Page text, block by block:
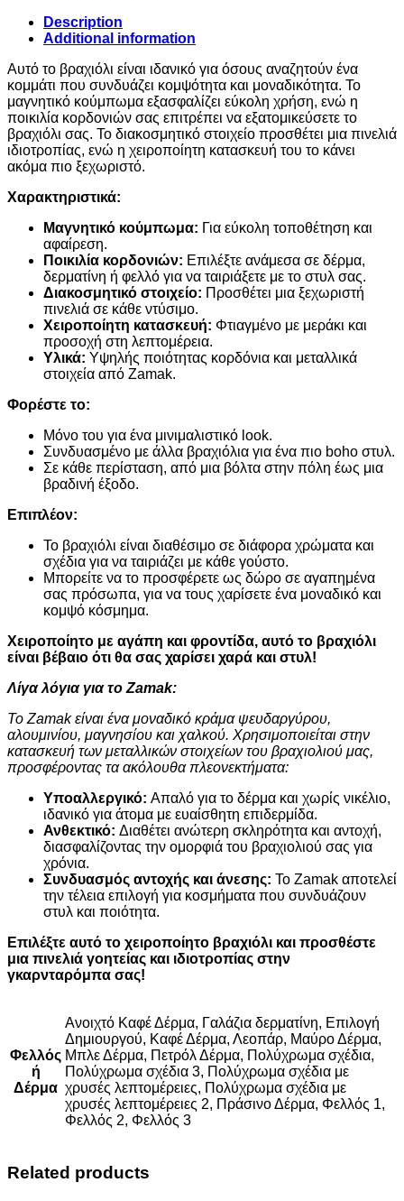
Description
Additional information
Αυτό το βραχιόλι είναι ιδανικό για όσους αναζητούν ένα
κομμάτι που συνδυάζει κομψότητα και μοναδικότητα. Το
μαγνητικό κούμπωμα εξασφαλίζει εύκολη χρήση, ενώ η
ποικιλία κορδονιών σας επιτρέπει να εξατομικεύσετε το
βραχιόλι σας. Το διακοσμητικό στοιχείο προσθέτει μια πινελιά
ιδιοτροπίας, ενώ η χειροποίητη κατασκευή του το κάνει
ακόμα πιο ξεχωριστό.
Χαρακτηριστικά:
Μαγνητικό κούμπωμα: Για εύκολη τοποθέτηση και
αφαίρεση.
Ποικιλία κορδονιών: Επιλέξτε ανάμεσα σε δέρμα,
δερματίνη ή φελλό για να ταιριάξετε με το στυλ σας.
Διακοσμητικό στοιχείο: Προσθέτει μια ξεχωριστή
πινελιά σε κάθε ντύσιμο.
Χειροποίητη κατασκευή: Φτιαγμένο με μεράκι και
προσοχή στη λεπτομέρεια.
Υλικά: Υψηλής ποιότητας κορδόνια και μεταλλικά
στοιχεία από Zamak.
Φορέστε το:
Μόνο του για ένα μινιμαλιστικό look.
Συνδυασμένο με άλλα βραχιόλια για ένα πιο boho στυλ.
Σε κάθε περίσταση, από μια βόλτα στην πόλη έως μια
βραδινή έξοδο.
Επιπλέον:
Το βραχιόλι είναι διαθέσιμο σε διάφορα χρώματα και
σχέδια για να ταιριάζει με κάθε γούστο.
Μπορείτε να το προσφέρετε ως δώρο σε αγαπημένα
σας πρόσωπα, για να τους χαρίσετε ένα μοναδικό και
κομψό κόσμημα.
Χειροποίητο με αγάπη και φροντίδα, αυτό το βραχιόλι
είναι βέβαιο ότι θα σας χαρίσει χαρά και στυλ!
Λίγα λόγια για το Zamak:
Το Zamak είναι ένα μοναδικό κράμα ψευδαργύρου,
αλουμινίου, μαγνησίου και χαλκού. Χρησιμοποιείται στην
κατασκευή των μεταλλικών στοιχείων του βραχιολιού μας,
προσφέροντας τα ακόλουθα πλεονεκτήματα:
Υποαλλεργικό: Απαλό για το δέρμα και χωρίς νικέλιο,
ιδανικό για άτομα με ευαίσθητη επιδερμίδα.
Ανθεκτικό: Διαθέτει ανώτερη σκληρότητα και αντοχή,
διασφαλίζοντας την ομορφιά του βραχιολιού σας για
χρόνια.
Συνδυασμός αντοχής και άνεσης: Το Zamak αποτελεί
την τέλεια επιλογή για κοσμήματα που συνδυάζουν
στυλ και ποιότητα.
Επιλέξτε αυτό το χειροποίητο βραχιόλι και προσθέστε
μια πινελιά γοητείας και ιδιοτροπίας στην
γκαρνταρόμπα σας!
Φελλός
ή
Δέρμα
Ανοιχτό Καφέ Δέρμα, Γαλάζια δερματίνη, Επιλογή
Δημιουργού, Καφέ Δέρμα, Λεοπάρ, Μαύρο Δέρμα,
Μπλε Δέρμα, Πετρόλ Δέρμα, Πολύχρωμα σχέδια,
Πολύχρωμα σχέδια 3, Πολύχρωμα σχέδια με
χρυσές λεπτομέρειες, Πολύχρωμα σχέδια με
χρυσές λεπτομέρειες 2, Πράσινο Δέρμα, Φελλός 1,
Φελλός 2, Φελλός 3
Related products